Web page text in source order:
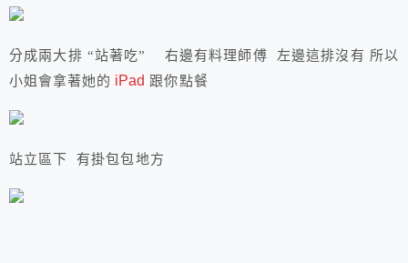
分成兩大排 “站著吃” 右邊有料理師傅 左邊這排沒有 所以
小姐會拿著她的 iPad 跟你點餐
站立區下 有掛包包地方